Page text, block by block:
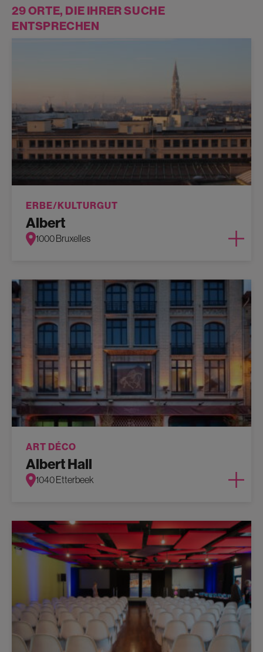
29 ORTE, DIE IHRER SUCHE
ENTSPRECHEN
ERBE/KULTURGUT
Albert
1000 Bruxelles
ART DÉCO
Albert Hall
1040 Etterbeek